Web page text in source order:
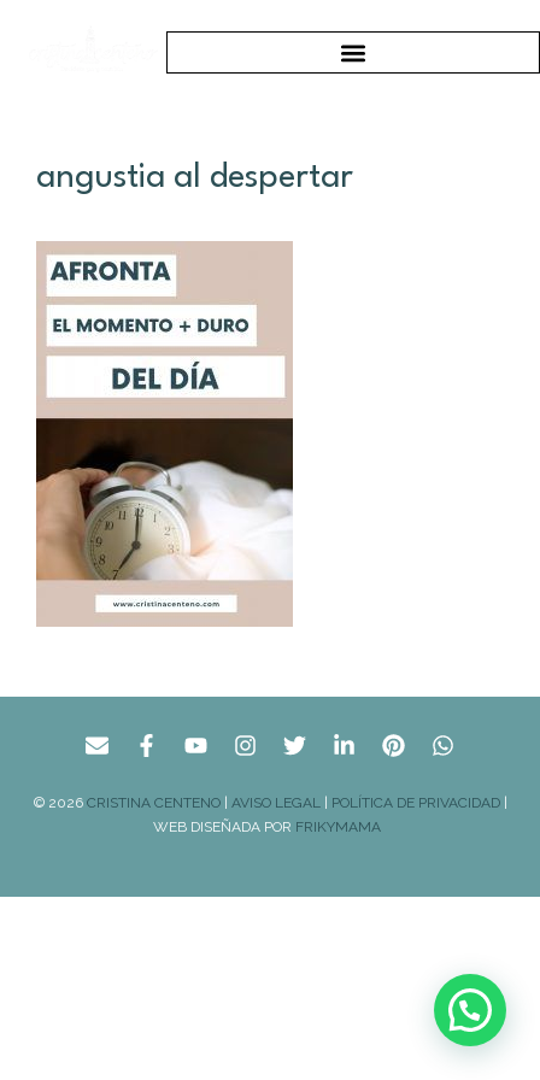
angustia al despertar
© 2026 CRISTINA CENTENO| AVISO LEGAL| POLÍTICA DE PRIVACIDAD|
WEB DISEÑADA POR FRIKYMAMA